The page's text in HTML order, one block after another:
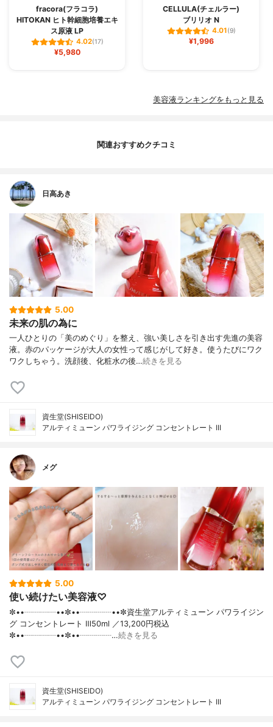
fracora(フラコラ)
HITOKAN ヒト幹細胞培養エキ
ス原液 LP
4.02(17)
¥5,980
CELLULA(チェルラー)
ブリリオ N
4.01(9)
¥1,996
美容液ランキングをもっと見る
関連おすすめクチコミ
日高あき
5.00
未来の肌の為に
一人ひとりの「美のめぐり」を整え、強い美しさを引き出す先進の美容
液。赤のパッケージが大人の女性って感じがして好き。使うたびにワク
ワクしちゃう。洗顔後、化粧水の後…続きを見る
資生堂(SHISEIDO)
アルティミューン パワライジング コンセントレート III
メグ
5.00
使い続けたい美容液♡
✼••┈┈┈┈••✼••┈┈┈┈••✼資生堂アルティミューン パワライジン
グ コンセントレート Ⅲ50ml ／13,200円税込
✼••┈┈┈┈••✼••┈┈┈┈…続きを見る
資生堂(SHISEIDO)
アルティミューン パワライジング コンセントレート III